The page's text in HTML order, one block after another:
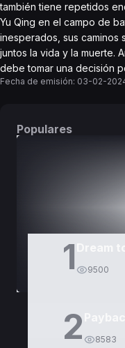
también tiene repetidos
Yu Qing en el campo de
inesperados, sus caminos
juntos la vida y la muerte.
debe tomar una decisión
Fecha de emisión: 03-02-
Populares
1 9500
2 8583